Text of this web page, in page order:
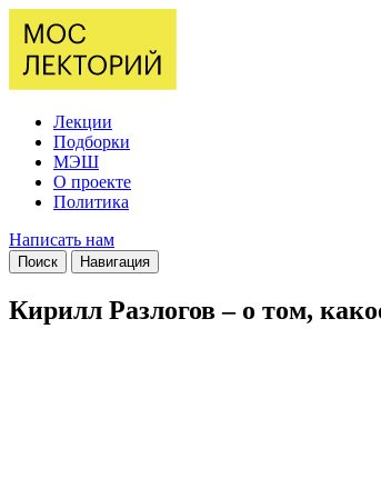
Лекции
Подборки
МЭШ
О проекте
Политика
Написать нам
Поиск Навигация
Кирилл Разлогов – о том,